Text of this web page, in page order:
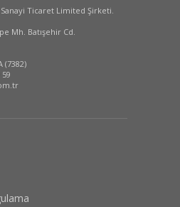
Ticaret Limited Şirketi.
Mh. Batışehir Cd.
(7382)